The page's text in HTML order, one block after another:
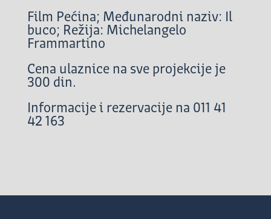
Film Pećina; Međunarodni naziv: Il
buco; Režija: Michelangelo
Frammartino
Cena ulaznice na sve projekcije je
300 din.
Informacije i rezervacije na 011 41
42 163